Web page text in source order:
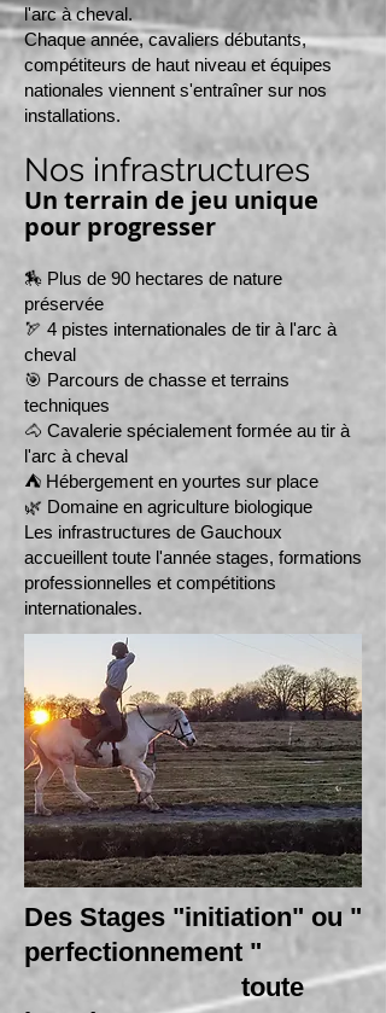
l'arc à cheval.
Chaque année, cavaliers débutants,
compétiteurs de haut niveau et équipes
nationales viennent s'entraîner sur nos
installations.
Nos infrastructures
Un terrain de jeu unique
pour progresser
🏇 Plus de 90 hectares de nature
préservée
🏹 4 pistes internationales de tir à l'arc à
cheval
🎯 Parcours de chasse et terrains
techniques
🐴 Cavalerie spécialement formée au tir à
l'arc à cheval
⛺ Hébergement en yourtes sur place
🌿 Domaine en agriculture biologique
Les infrastructures de Gauchoux
accueillent toute l'année stages, formations
professionnelles et compétitions
internationales.
Des Stages "initiation" ou "
perfectionnement "
toute